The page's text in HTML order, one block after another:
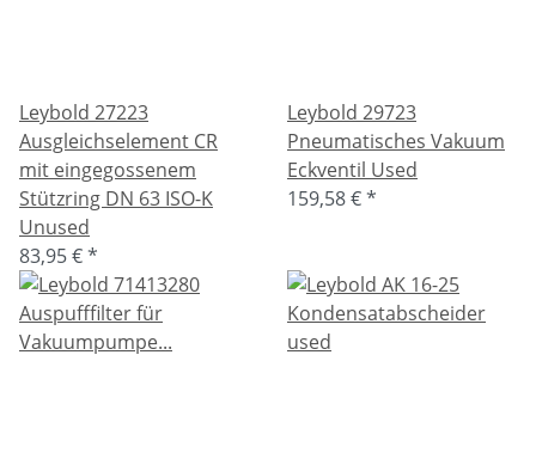
Leybold 27223
Ausgleichselement CR
mit eingegossenem
Stützring DN 63 ISO-K
Unused
83,95 €*
Leybold 29723
Pneumatisches Vakuum
Eckventil Used
159,58 €*